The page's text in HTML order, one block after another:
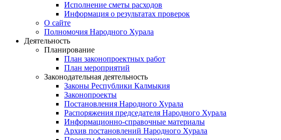
Исполнение сметы расходов
Информация о результатах проверок
О сайте
Полномочия Народного Хурала
Деятельность
Планирование
План законопроектных работ
План мероприятий
Законодательная деятельность
Законы Республики Калмыкия
Законопроекты
Постановления Народного Хурала
Распоряжения председателя Народного Хурала
Информационно-справочные материалы
Архив постановлений Народного Хурала